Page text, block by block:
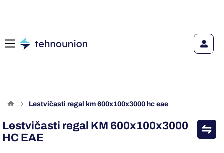
lestvičasti regal km 600x100x3000 hc eae
Lestvičasti regal KM 600x100x3000
HC EAE